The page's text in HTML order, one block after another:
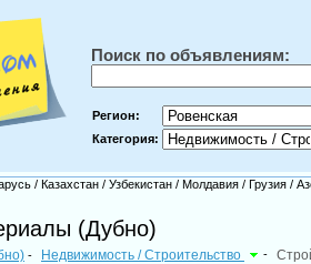
Поиск по объявлениям:
Регион:
Категория:
/ Казахстан / Узбекистан / Молдавия / Грузия /
(Дубно)
- Недвижимость / Строительство -